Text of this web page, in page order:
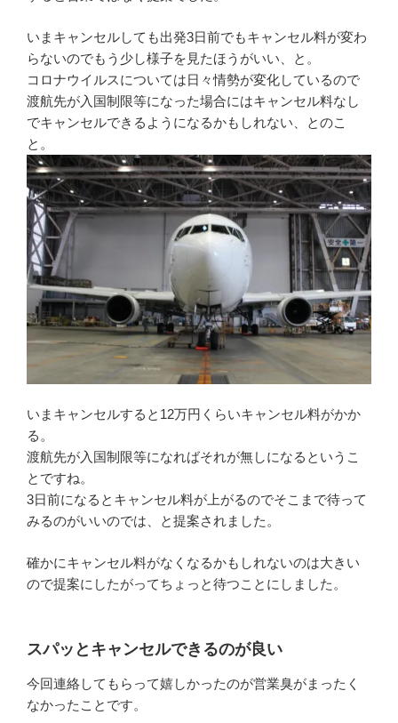
いまキャンセルしても出発3日前でもキャンセル料が変わ
らないのでもう少し様子を見たほうがいい、と。
コロナウイルスについては日々情勢が変化しているので
渡航先が入国制限等になった場合にはキャンセル料なし
でキャンセルできるようになるかもしれない、とのこ
と。
いまキャンセルすると12万円くらいキャンセル料がかか
る。
渡航先が入国制限等になればそれが無しになるというこ
とですね。
3日前になるとキャンセル料が上がるのでそこまで待って
みるのがいいのでは、と提案されました。
確かにキャンセル料がなくなるかもしれないのは大きい
ので提案にしたがってちょっと待つことにしました。
スパッとキャンセルできるのが良い
今回連絡してもらって嬉しかったのが営業臭がまったく
なかったことです。